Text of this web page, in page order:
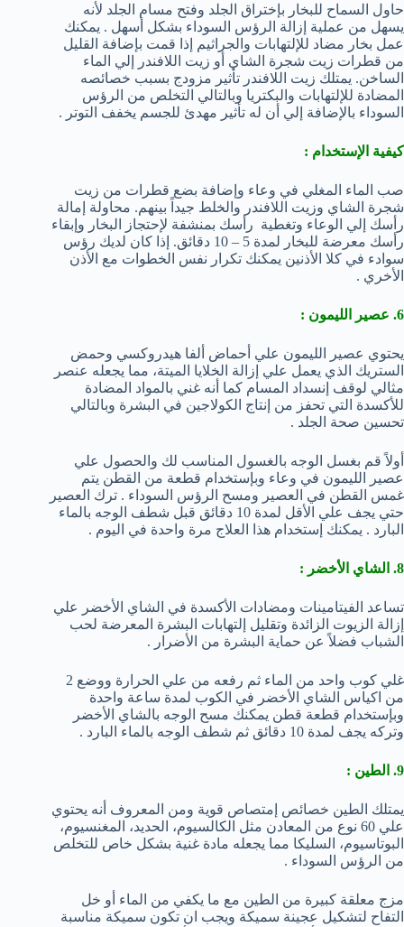
حاول السماح للبخار بإختراق الجلد وفتح مسام الجلد لأنه
يسهل من عملية إزالة الرؤس السوداء بشكل أسهل . يمكنك
عمل بخار مضاد للإلتهابات والجراثيم إذا قمت بإضافة القليل
من قطرات زيت شجرة الشاي أو زيت اللافندر إلي الماء
الساخن. يمتلك زيت اللافندر تأثير مزودج بسبب خصائصه
المضادة للإلتهابات والبكتريا وبالتالي التخلص من الرؤس
السوداء بالإضافة إلي أن له تأثير مهدئ للجسم يخفف التوتر .
كيفية الإستخدام :
صب الماء المغلي في وعاء وإضافة بضع قطرات من زيت
شجرة الشاي وزيت اللافندر والخلط جيداً بينهم. محاولة إمالة
رأسك إلي الوعاء وتغطية رأسك بمنشفة لإحتجاز البخار وإبقاء
رأسك معرضة للبخار لمدة 5 – 10 دقائق. إذا كان لديك رؤس
سوادء في كلا الأذنين يمكنك تكرار نفس الخطوات مع الأذن
الأخري .
6. عصير الليمون :
يحتوي عصير الليمون علي أحماض ألفا هيدروكسي وحمض
الستريك الذي يعمل علي إزالة الخلايا الميتة، مما يجعله عنصر
مثالي لوقف إنسداد المسام كما أنه غني بالمواد المضادة
للأكسدة التي تحفز من إنتاج الكولاجين في البشرة وبالتالي
تحسين صحة الجلد .
أولاً قم بغسل الوجه بالغسول المناسب لك والحصول علي
عصير الليمون في وعاء وبإستخدام قطعة من القطن يتم
غمس القطن في العصير ومسح الرؤس السوداء . ترك العصير
حتي يجف علي الأقل لمدة 10 دقائق قبل شطف الوجه بالماء
البارد . يمكنك إستخدام هذا العلاج مرة واحدة في اليوم .
8. الشاي الأخضر :
تساعد الفيتامينات ومضادات الأكسدة في الشاي الأخضر علي
إزالة الزيوت الزائدة وتقليل إلتهابات البشرة المعرضة لحب
الشباب فضلاً عن حماية البشرة من الأضرار .
غلي كوب واحد من الماء ثم رفعه من علي الحرارة ووضع 2
من اكياس الشاي الأخضر في الكوب لمدة ساعة واحدة
وبإستخدام قطعة قطن يمكنك مسح الوجه بالشاي الأخضر
وتركه يجف لمدة 10 دقائق ثم شطف الوجه بالماء البارد .
9. الطين :
يمتلك الطين خصائص إمتصاص قوية ومن المعروف أنه يحتوي
علي 60 نوع من المعادن مثل الكالسيوم، الحديد، المغنسيوم،
البوتاسيوم، السليكا مما يجعله مادة غنية بشكل خاص للتخلص
من الرؤس السوداء .
مزج معلقة كبيرة من الطين مع ما يكفي من الماء أو خل
التفاح لتشكيل عجينة سميكة ويجب ان تكون سميكة مناسبة